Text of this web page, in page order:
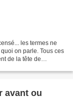
les termes ne
on parle. Tous ces
de la tête de
avant ou